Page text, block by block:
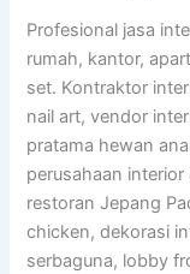
Profesional jasa
rumah, kantor,
set. Kontraktor
nail art, vendor
pratama hewan
perusahaan
restoran Jepang
chicken, dekorasi
serbaguna, lobby